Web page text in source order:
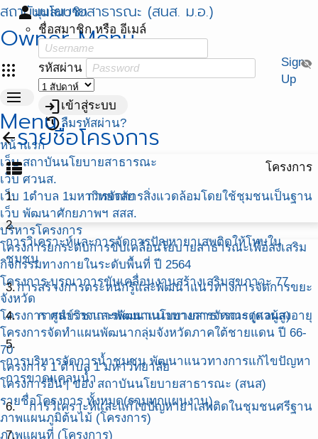
สถาบันนโยบายสาธารณะ (สนส. ม.อ.)
Owner Menu
apps
personมุมสมาชิก
ชื่อสมาชิก หรือ อีเมล์
รหัสผ่าน visibility_off
loginเข้าสู่ระบบ
restoreลืมรหัสผ่าน?
Sign
Up
menu
Menu
หน้าแรก
เว็บ สถาบันนโยบายสาธารณะ
เว็บ ศวนส.
เว็บ 1ตำบล 1มหาวิทยาลัย
เว็บ พัฒนาศักยภาพฯ สสส.
บริหารโครงการ
โครงการยกระดับการขับเคลื่อนโยบายสาธารณะเพื่อส่งเสริม
กิจกรรมทางกายในระดับพื้นที่ ปี 2564
โครงการ บูรณาการขับเคลื่อนงานสร้างเสริมสุขภาวะ 77
จังหวัด
โครงการ ศูนย์วิชาการพัฒนานโยบายสาธารณะ (ศวนส)
โครงการจัดทำแผนพัฒนากลุ่มจังหวัดภาคใต้ชายแดน ปี 66-
70
โครงการ 1 ตำบล 1 มหาวิทยาลัย
โครงการอื่นๆ ของ สถาบันนโยบายสาธารณะ (สนส)
รายชื่อโครงการ ทั้งหมด(รวมทุกแผนงาน)
ภาพแผนภูมิต้นไม้ (โครงการ)
ภาพแผนที่ (โครงการ)
arrow_backรายชื่อโครงการ
view_list โครงการ
1. การจัดการสิ่งแวดล้อมโดยใช้ชุมชนเป็นฐาน
2.
การวิเคราะห์และการจัดการปัญหายาเสพติดให้โทษใน
ชุมชน
3.การสร้างการตระหนักรู้และพัฒนาแนวทางการจัดการขยะ
4. การสำรวจและพัฒนาแนวทางการจัดการดูแลผู้สูงอายุ
5.
การบริหารจัดการน้ำชุมชน พัฒนาแนวทางการแก้ไขปัญหา
การขาดแคลนน้ำ
6. การวิเคราะห์และแก้ใขปัญหายาเสพติดในชุมชนศรีฐาน
7.